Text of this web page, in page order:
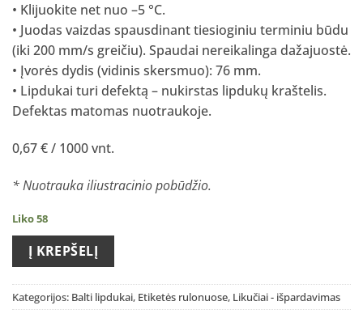
• Klijuokite net nuo –5 °C.
• Juodas vaizdas spausdinant tiesioginiu terminiu būdu
(iki 200 mm/s greičiu). Spaudai nereikalinga dažajuostė.
• Įvorės dydis (vidinis skersmuo): 76 mm.
• Lipdukai turi defektą – nukirstas lipdukų kraštelis.
Defektas matomas nuotraukoje.
0,67 € / 1000 vnt.
* Nuotrauka iliustracinio pobūdžio.
Liko 58
Į KREPŠELĮ
Kategorijos: Balti lipdukai, Etiketės rulonuose, Likučiai - išpardavimas